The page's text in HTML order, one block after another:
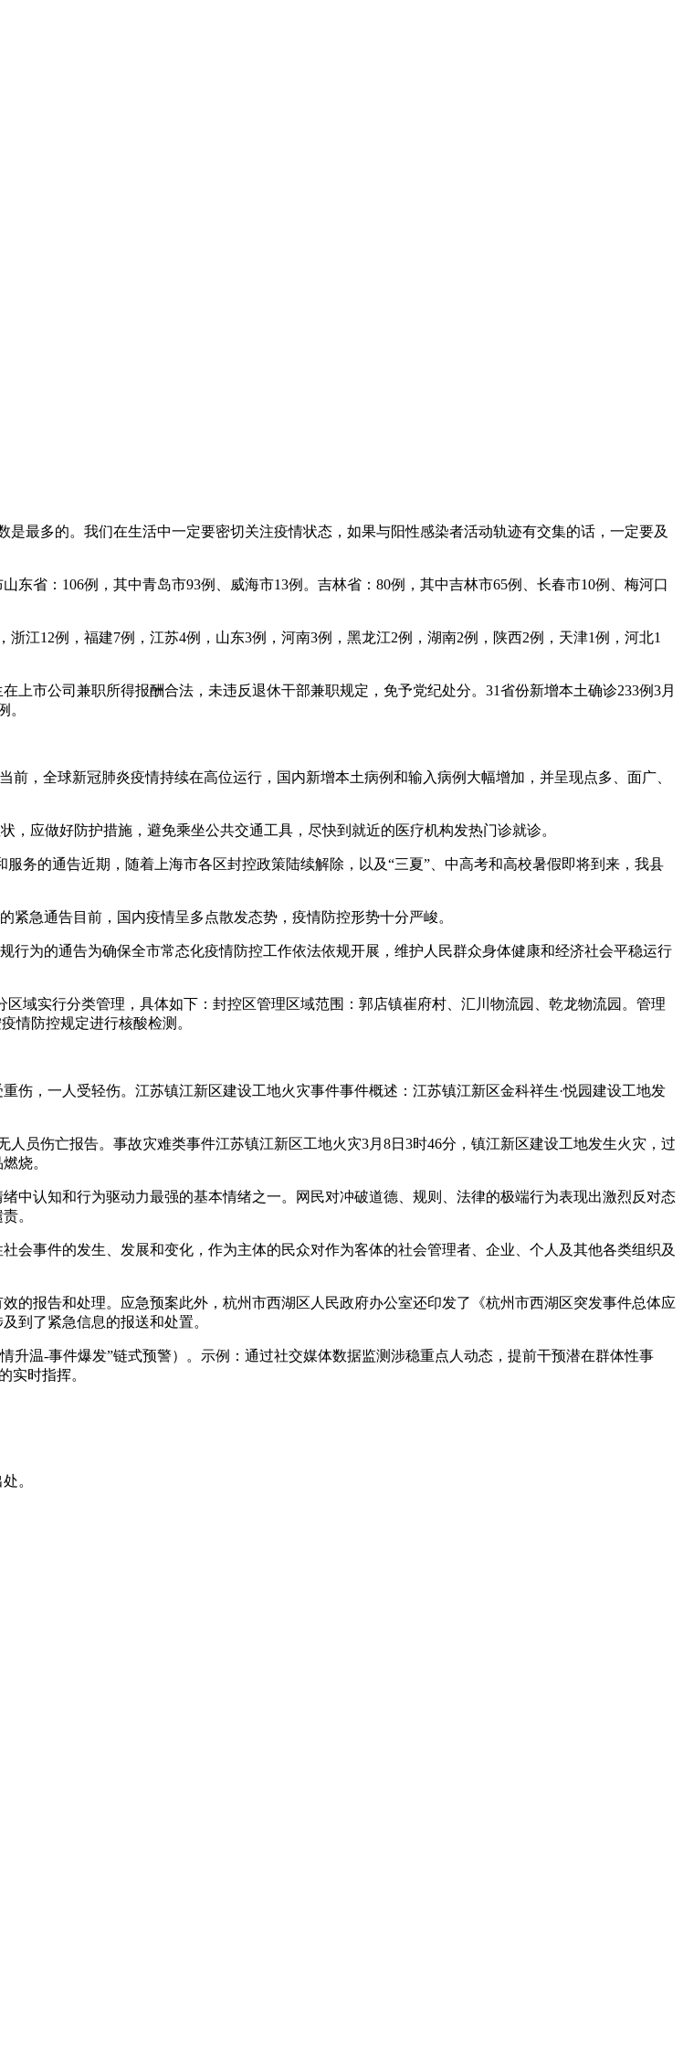
最多的。我们在生活中一定要密切关注疫情状态，如果与阳性感染者活动轨迹有交集的话，一定要及
省：106例，其中青岛市93例、威海市13例。吉林省：80例，其中吉林市65例、长春市10例、梅河口
江12例，福建7例，江苏4例，山东3例，河南3例，黑龙江2例，湖南2例，陕西2例，天津1例，河北1
市公司兼职所得报酬合法，未违反退休干部兼职规定，免予党纪处分。31省份新增本土确诊233例3月
。
，全球新冠肺炎疫情持续在高位运行，国内新增本土病例和输入病例大幅增加，并呈现点多、面广、
应做好防护措施，避免乘坐公共交通工具，尽快到就近的医疗机构发热门诊就诊。
务的通告近期，随着上海市各区封控政策陆续解除，以及“三夏”、中高考和高校暑假即将到来，我县
紧急通告目前，国内疫情呈多点散发态势，疫情防控形势十分严峻。
行为的通告为确保全市常态化疫情防控工作依法依规开展，维护人民群众身体健康和经济社会平稳运行
域实行分类管理，具体如下：封控区管理区域范围：郭店镇崔府村、汇川物流园、乾龙物流园。管理
情防控规定进行核酸检测。
伤，一人受轻伤。江苏镇江新区建设工地火灾事件事件概述：江苏镇江新区金科祥生·悦园建设工地发
员伤亡报告。事故灾难类事件江苏镇江新区工地火灾3月8日3时46分，镇江新区建设工地发生火灾，过
烧。
中认知和行为驱动力最强的基本情绪之一。网民对冲破道德、规则、法律的极端行为表现出激烈反对态
。
会事件的发生、发展和变化，作为主体的民众对作为客体的社会管理者、企业、个人及其他各类组织及
的报告和处理。应急预案此外，杭州市西湖区人民政府办公室还印发了《杭州市西湖区突发事件总体应
到了紧急信息的报送和处置。
温-事件爆发”链式预警）。示例：通过社交媒体数据监测涉稳重点人动态，提前干预潜在群体性事
实时指挥。
。